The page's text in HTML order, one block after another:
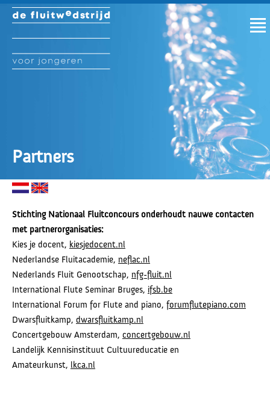
Partners
Stichting Nationaal Fluitconcours onderhoudt nauwe contacten
met partnerorganisaties:
Kies je docent, kiesjedocent.nl
Nederlandse Fluitacademie, neflac.nl
Nederlands Fluit Genootschap, nfg-fluit.nl
International Flute Seminar Bruges, ifsb.be
International Forum for Flute and piano, forumflutepiano.com
Dwarsfluitkamp, dwarsfluitkamp.nl
Concertgebouw Amsterdam, concertgebouw.nl
Landelijk Kennisinstituut Cultuureducatie en
Amateurkunst, lkca.nl